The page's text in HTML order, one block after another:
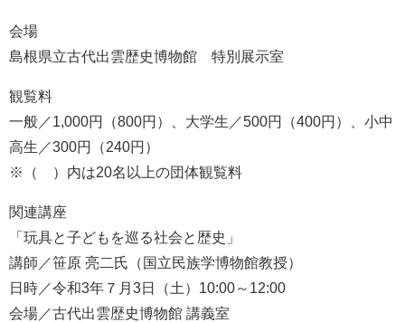
会場
島根県立古代出雲歴史博物館 特別展示室
観覧料
一般／1,000円（800円）、大学生／500円（400円）、小中
高生／300円（240円）
※（ ）内は20名以上の団体観覧料
関連講座
「玩具と子どもを巡る社会と歴史」
講師／笹原 亮二氏（国立民族学博物館教授）
日時／令和3年７月3日（土）10:00～12:00
会場／古代出雲歴史博物館 講義室